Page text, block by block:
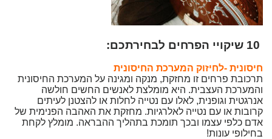
חיסונית -לחיזוק המערכת החיסונית
תרכובת פרחים זו מחזקת, מנקה ומגינה על המערכת החיסונית
והמערכת העצבית. היא מומלצת לאנשים החשים חולשה
אנרגטית וגופנית, לאלו עם נטייה לחלות או להצטנן לעיתים
קרובות או עם נטייה לאלרגיות. מחזקת את האהבה הפנימית של
אדם כלפי עצמו ובכך תומכת בתהליך ההבראה. מומלץ לקחת
בחילופי עונות!